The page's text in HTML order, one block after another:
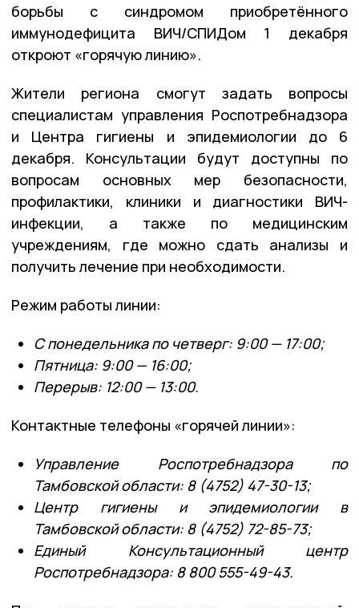
борьбы с синдромом приобретённого
иммунодефицита ВИЧ/СПИДом 1 декабря
откроют «горячую линию».
Жители региона смогут задать вопросы
специалистам управления Роспотребнадзора
и Центра гигиены и эпидемиологии до 6
декабря. Консультации будут доступны по
вопросам основных мер безопасности,
профилактики, клиники и диагностики ВИЧ-
инфекции, а также по медицинским
учреждениям, где можно сдать анализы и
получить лечение при необходимости.
Режим работы линии:
С понедельника по четверг: 9:00 — 17:00;
Пятница: 9:00 — 16:00;
Перерыв: 12:00 — 13:00.
Контактные телефоны «горячей линии»:
Управление Роспотребнадзора по
Тамбовской области: 8 (4752) 47-30-13;
Центр гигиены и эпидемиологии в
Тамбовской области: 8 (4752) 72-85-73;
Единый Консультационный центр
Роспотребнадзора: 8 800 555-49-43.